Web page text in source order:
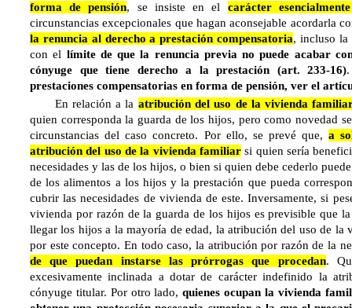
forma de pensión, se insiste en el carácter
circunstancias excepcionales que hagan aconsejable acordarla
la renuncia al derecho a prestación compensatoria, incluso la
con el límite de que la renuncia previa no puede acabar
cónyuge que tiene derecho a la prestación
(art. 233-16)
prestaciones compensatorias en forma de pensión, ver el
En relación a la atribución del uso de la vivienda
quien corresponda la guarda de los hijos, pero como novedad
circunstancias del caso concreto. Por ello, se prevé que,a
atribución del uso de la vivienda familiarsi quien sería
necesidades y las de los hijos, o bien si quien debe cederlo
de los alimentos a los hijos y la prestación que pueda
cubrir las necesidades de vivienda de este. Inversamente, si
vivienda por razón de la guarda de los hijos es previsible que
llegar los hijos a la mayoría de edad, la atribución del uso de la
por este concepto. En todo caso, la atribución por razón de la
de que puedan instarse las prórrogas que procedan.
excesivamente inclinada a dotar de carácter indefinido la
cónyuge titular. Por otro lado,quienes ocupan la vivienda